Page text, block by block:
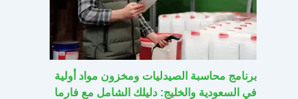
برنامج محاسبة الصيدليات ومخزون مواد أولية
في السعودية والخليج: دليلك الشامل مع فارما